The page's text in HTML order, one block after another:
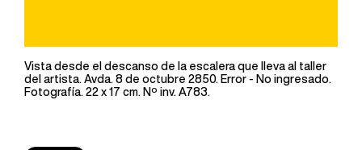
Vista desde el descanso de la escalera que lleva al taller
del artista. Avda. 8 de octubre 2850. Error - No ingresado.
Fotografía. 22 x 17 cm. Nº inv. A783.